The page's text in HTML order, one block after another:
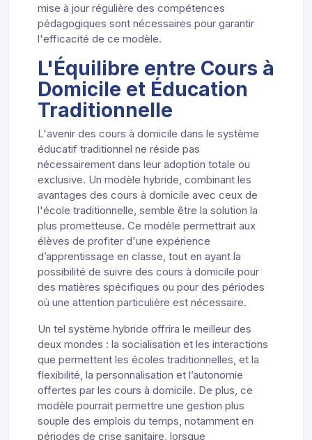
mise à jour régulière des compétences
pédagogiques sont nécessaires pour garantir
l'efficacité de ce modèle.
L'Équilibre entre Cours à
Domicile et Éducation
Traditionnelle
L'avenir des cours à domicile dans le système
éducatif traditionnel ne réside pas
nécessairement dans leur adoption totale ou
exclusive. Un modèle hybride, combinant les
avantages des cours à domicile avec ceux de
l'école traditionnelle, semble être la solution la
plus prometteuse. Ce modèle permettrait aux
élèves de profiter d'une expérience
d’apprentissage en classe, tout en ayant la
possibilité de suivre des cours à domicile pour
des matières spécifiques ou pour des périodes
où une attention particulière est nécessaire.
Un tel système hybride offrira le meilleur des
deux mondes : la socialisation et les interactions
que permettent les écoles traditionnelles, et la
flexibilité, la personnalisation et l’autonomie
offertes par les cours à domicile. De plus, ce
modèle pourrait permettre une gestion plus
souple des emplois du temps, notamment en
périodes de crise sanitaire, lorsque